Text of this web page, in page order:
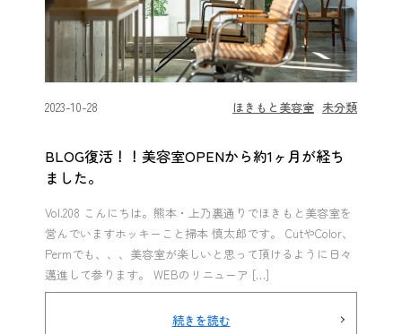
2023-10-28 ほきもと美容室 未分類
BLOG復活！！美容室OPENから約1ヶ月が経ち
ました。
Vol.208 こんにちは。熊本・上乃裏通りでほきもと美容室を
営んでいますホッキーこと掃本 慎太郎です。 CutやColor、
Permでも、、、美容室が楽しいと思って頂けるように日々
邁進して参ります。 WEBのリニューア […]
続きを読む